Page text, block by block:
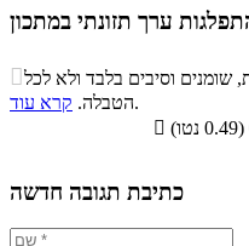
ערך תזונתי במתכון
התפלגות ערך תזונתי במתכון
סיבים
תזונתיים
שומנים חלבונים
59.9%
שומנים וסיבים בלבד ולא לכל
הטבלה. קרא עוד
.

כתיבת תגובה חדשה